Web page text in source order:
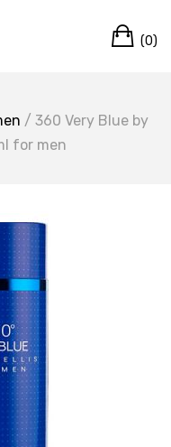
(0)
/ 360 Very Blue by
for men